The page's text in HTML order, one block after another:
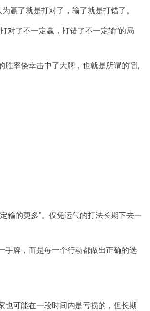
赢了就是打对了，输了就是打错了。
对了不一定赢，打错了不一定输”的局
率侥幸击中了大牌，也就是所谓的“乱
输的更多”。仅凭运气的打法长期下去一
手牌，而是每一个行动都做出正确的选
也可能在一段时间内是亏损的，但长期